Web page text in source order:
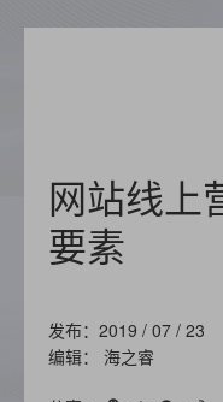
网站线上
要素
发布：2019 / 07 / 23
编辑： 海之睿